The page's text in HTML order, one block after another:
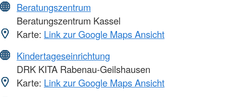
Beratungszentrum
Beratungszentrum Kassel
Karte: Link zur Google Maps Ansicht
Kindertageseinrichtung
DRK KITA Rabenau-Geilshausen
Karte: Link zur Google Maps Ansicht